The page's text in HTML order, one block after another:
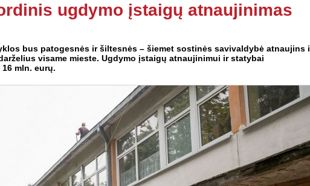
ugdymo įstaigų atnaujinimas
bus patogesnės ir šiltesnės – šiemet sostinės savivaldybė atnaujins
visame mieste. Ugdymo įstaigų atnaujinimui ir statybai
mln. eurų.